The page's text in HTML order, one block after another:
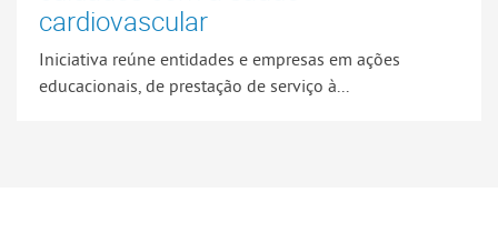
cardiovascular
Iniciativa reúne entidades e empresas em ações
educacionais, de prestação de serviço à...